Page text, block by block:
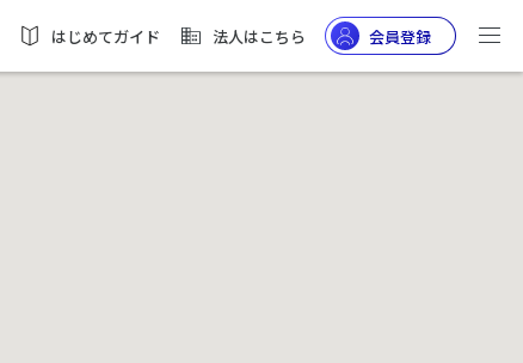
はじめてガイド 法人はこちら 会員登録